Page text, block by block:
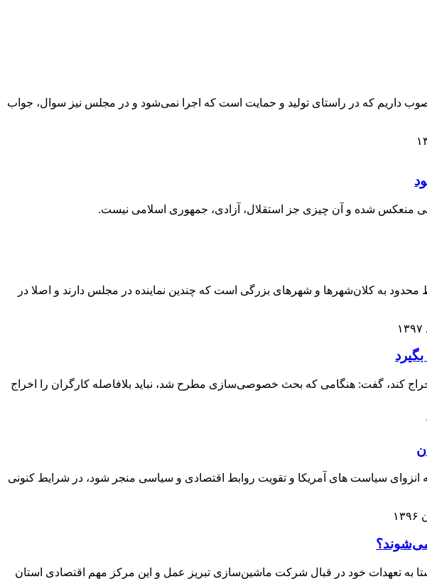
مصوب داریم که در راستای تولید و حمایت است که اجرا نمی‌شود و در مجلس نیز سوال، جواب
منعکس شده و آن چیزی جز استقلال، آزادی، جمهوری اسلامی نیست.
محدود به کلان‌شهرها و شهرهای بزرگی است که چندین نماینده در مجلس دارند و اصلا در
کند، گفت: هنگامی که بحث خصوصی‌سازی مطرح شد، نباید بلافاصله کارگران را اخراج
انزوای سیاست های آمریکا و تقویت روابط اقتصادی و سیاسی منجر شود، در شرایط کنونی
می‌شوند؟
تعهدات خود در قبال شرکت ماشین‌سازی تبریز عمل و این مرکز مهم اقتصادی استان